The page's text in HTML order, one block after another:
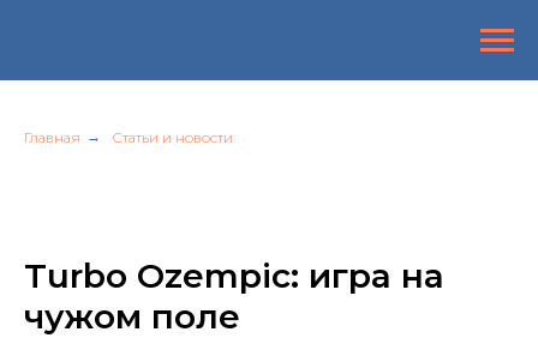
Главная → Статьи и новости
Turbo Ozempic: игра на
чужом поле